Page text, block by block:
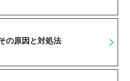
の原因と対処法